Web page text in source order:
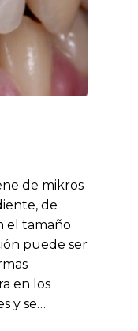
de mikros
de
el tamaño
puede ser
en los
y se…